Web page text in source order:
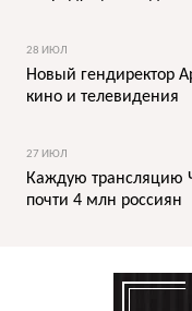
28 ИЮЛ
Новый гендиректор
кино и телевидения
27 ИЮЛ
Каждую трансляцию
почти 4 млн россиян